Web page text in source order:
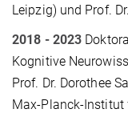
Leipzig) und Prof.
2018 - 2023
Kognitive
Prof. Dr. Dorothee
Max-Planck-